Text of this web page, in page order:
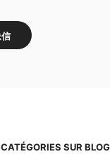
CATÉGORIES SUR BLOG